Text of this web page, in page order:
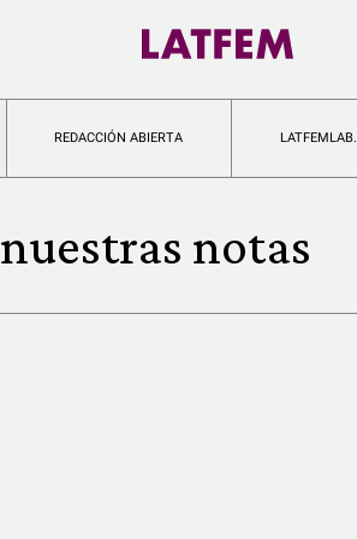
REDACCIÓN ABIERTA LATFEMLAB.
notas